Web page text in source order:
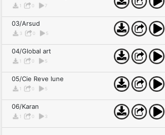
1 0 7
03/Arsud
3 0 5
04/Global art
1 0 5
05/Cie Reve lune
1 0 5
06/Karan
1 0 3